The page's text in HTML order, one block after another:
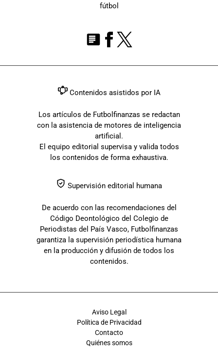
fútbol
Contenidos asistidos por IA
Los artículos de Futbolfinanzas se redactan
con la asistencia de motores de inteligencia
artificial.
El equipo editorial supervisa y valida todos
los contenidos de forma exhaustiva.
Supervisión editorial humana
De acuerdo con las recomendaciones del
Código Deontológico del Colegio de
Periodistas del País Vasco, Futbolfinanzas
garantiza la supervisión periodística humana
en la producción y difusión de todos los
contenidos.
Aviso Legal
Política de Privacidad
Contacto
Quiénes somos